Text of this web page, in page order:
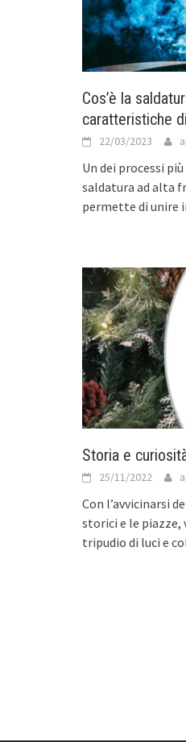
Cos’è la
caratteristiche
22/03/2023
Un dei processi
saldatura ad alta
permette di unire
Storia e
25/11/2022
Con l’avvicinarsi
storici e le piazze,
tripudio di luci e